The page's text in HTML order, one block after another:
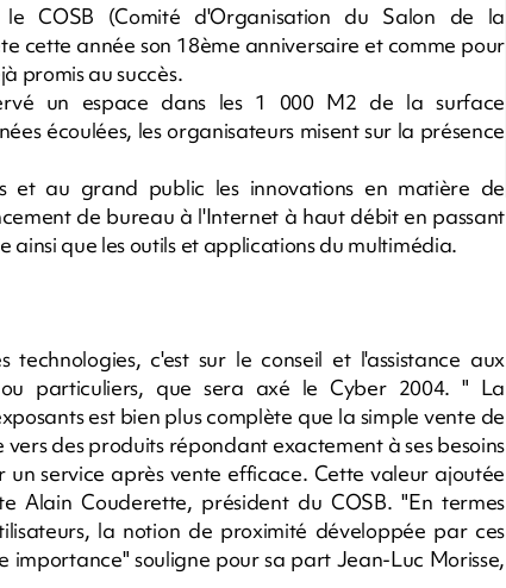
COSB (Comité d'Organisation du Salon de la
cette année son 18ème anniversaire et comme pour
promis au succès.
un espace dans les 1 000 M2 de la surface
écoulées, les organisateurs misent sur la présence
et au grand public les innovations en matière de
de bureau à l'Internet à haut débit en passant
que les outils et applications du multimédia.
c'est sur le conseil et l'assistance aux
ou particuliers, que sera axé le Cyber 2004. " La
est bien plus complète que la simple vente de
des produits répondant exactement à ses besoins
un service après vente efficace. Cette valeur ajoutée
Alain Couderette, président du COSB. "En termes
la notion de proximité développée par ces
importance" souligne pour sa part Jean-Luc Morisse,